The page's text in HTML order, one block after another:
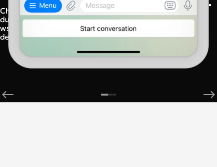
Chatbot AI automatyzujący rekrutację kierowców dla
dużej polskiej firmy transportowej. Zapewnia
wsparcie 24/7, przekierowanie do konsultanta oraz
dedykowaną bazę wiedzy.